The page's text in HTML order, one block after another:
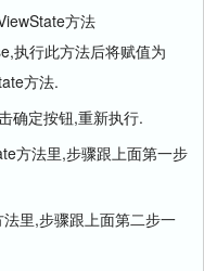
方法
执行此方法后将赋值为
方法.
定按钮,重新执行.
方法里,步骤跟上面第一步
里,步骤跟上面第二步一